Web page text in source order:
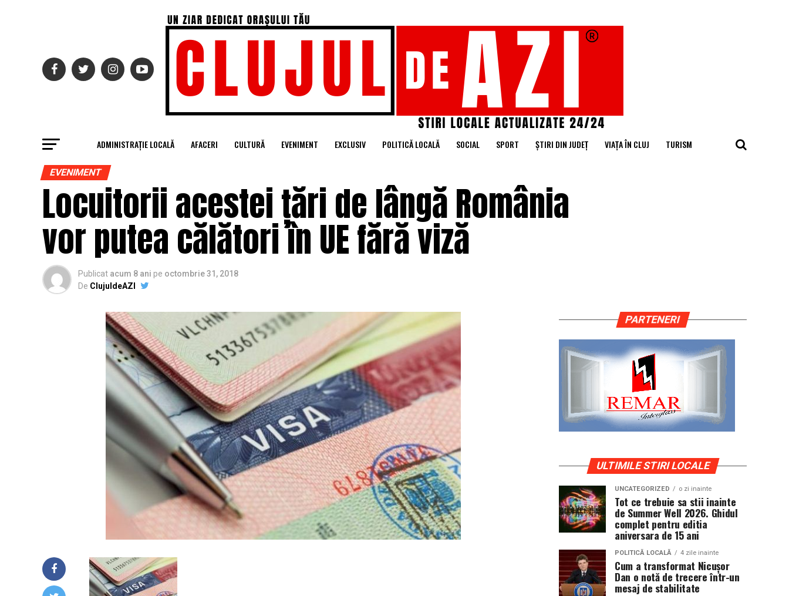
ADMINISTRAȚIE LOCALĂ AFACERI CULTURĂ EVENIMENT EXCLUSIV POLITICĂ LOCALĂ SOCIAL SPORT ȘTIRI DIN JUDEȚ VIAȚA ÎN CLUJ TURISM
EVENIMENT
Locuitorii acestei țări de lângă România
vor putea călători în UE fără viză
Publicat acum 8 ani pe octombrie 31, 2018
De ClujuldeAZI
PARTENERI
ULTIMILE STIRI LOCALE
UNCATEGORIZED o zi inainte
Tot ce trebuie sa stii inainte
de Summer Well 2026. Ghidul
complet pentru editia
aniversara de 15 ani
POLITICĂ LOCALĂ 4 zile inainte
Cum a transformat Nicușor
Dan o notă de trecere într-un
mesaj de stabilitate